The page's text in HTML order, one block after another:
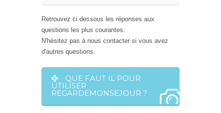
Retrouvez ci dessous les réponses aux
questions les plus courantes.
N'hésitez pas à nous contacter si vous avez
d'autres questions.
QUE FAUT IL POUR
UTILISER
REGARDEMONSEJOUR ?